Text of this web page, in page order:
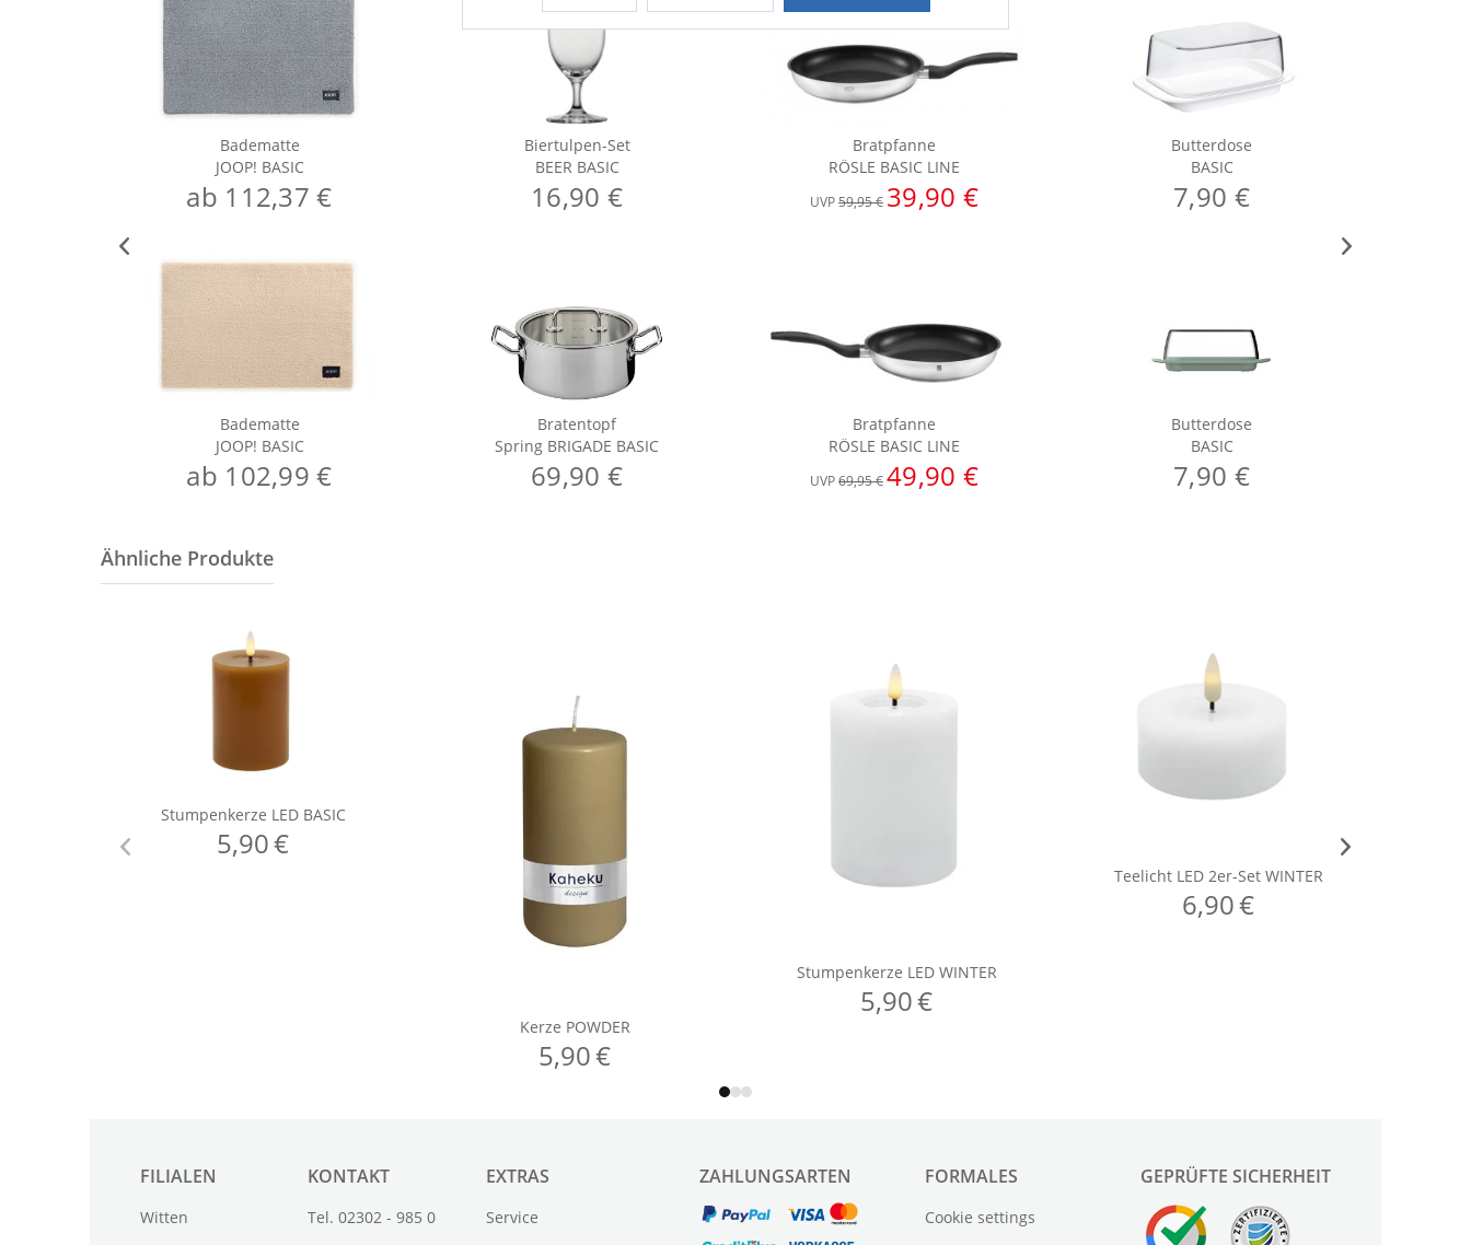
Badematte
JOOP! BASIC
ab 112,37 €
Badematte
JOOP! BASIC
ab 102,99 €
Biertulpen-Set
BEER BASIC
16,90 €
Bratentopf
Spring BRIGADE BASIC
69,90 €
Bratpfanne
RÖSLE BASIC LINE
UVP59,95 € 39,90 €
Bratpfanne
RÖSLE BASIC LINE
UVP69,95 €49,90 €
Butterdose
BASIC
7,90 €
Butterdose
BASIC
7,90 €
FILIALEN
Witten
KONTAKT
Tel. 02302 - 985 0
EXTRAS
Service
ZAHLUNGSARTEN FORMALES
Cookie settings
GEPRÜFTE SICHERHEIT